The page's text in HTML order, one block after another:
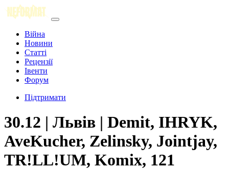
Війна
Новини
Статті
Рецензії
Івенти
Форум
Підтримати
30.12 | Львів | Demit, IHRYK,
AveKucher, Zelinsky, Jointjay,
TR!LL!UM, Komix, 121